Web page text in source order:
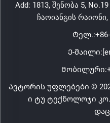
Add: 1813, შენობა 5,
ჩაოიანგის რაიონი,
Ტელ.:
Ე-მაილი:
Მობილური:
Ავტორის უფლებები ©
ი ტუ ტექნოლოჯი